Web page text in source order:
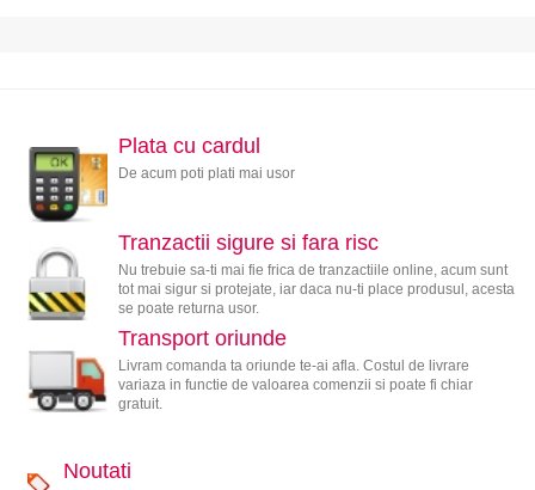
Plata cu cardul
De acum poti plati mai usor
Tranzactii sigure si fara risc
Nu trebuie sa-ti mai fie frica de tranzactiile online, acum sunt
tot mai sigur si protejate, iar daca nu-ti place produsul, acesta
se poate returna usor.
Transport oriunde
Livram comanda ta oriunde te-ai afla. Costul de livrare
variaza in functie de valoarea comenzii si poate fi chiar
gratuit.
Noutati